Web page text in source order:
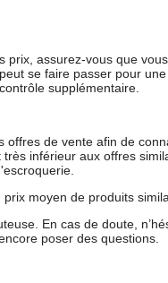
assurez-vous que
se faire passer pour
supplémentaire.
de vente afin de
inférieur aux offres
moyen de produits
En cas de doute,
poser des questions.